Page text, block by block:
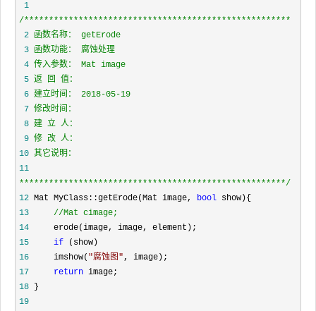
1
/*
2
3
4
5
6
7
8
9
10
11
******************************************************/
12 Mat MyClass::getErode(Mat image, bool
13
//Mat cimage;
14
15
if
16
     imshow(
"腐蚀图"
17
return
18
19